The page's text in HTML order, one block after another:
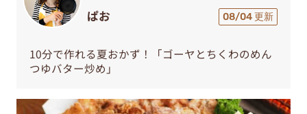
ぱお 08/04 更新
10分で作れる夏おかず！「ゴーヤとちくわのめん
つゆバター炒め」